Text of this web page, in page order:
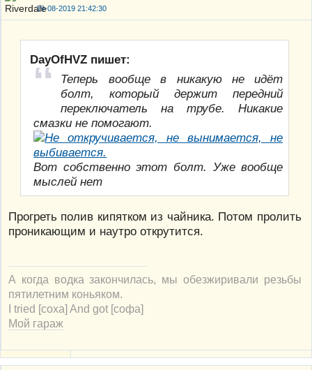
19-08-2019 21:42:30
DayOfHVZ пишет:
Теперь вообще в никакую не идёт
болт, который держит передний
переключатель на трубе. Никакие
смазки не помогают.
Вот собственно этот болт. Уже вообще
мыслей нет
Прогреть полив кипятком из чайника. Потом пролить
проникающим и наутро открутится.
А когда водка закончилась, мы обезжиривали резьбы
пятилетним коньяком.
I tried [соха] And got [софа]
Мой гараж